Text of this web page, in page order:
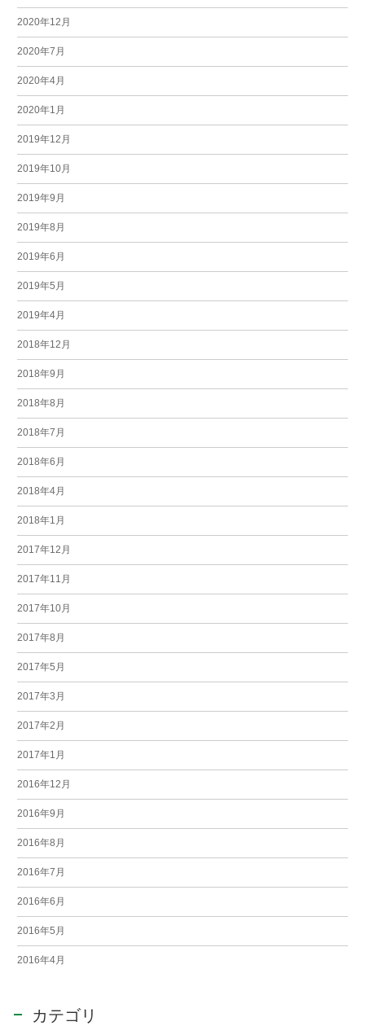
2020年12月
2020年7月
2020年4月
2020年1月
2019年12月
2019年10月
2019年9月
2019年8月
2019年6月
2019年5月
2019年4月
2018年12月
2018年9月
2018年8月
2018年7月
2018年6月
2018年4月
2018年1月
2017年12月
2017年11月
2017年10月
2017年8月
2017年5月
2017年3月
2017年2月
2017年1月
2016年12月
2016年9月
2016年8月
2016年7月
2016年6月
2016年5月
2016年4月
カテゴリ